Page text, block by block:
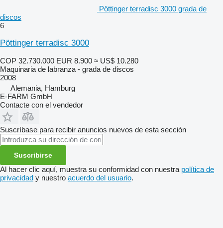
Pöttinger terradisc 3000 grada de
discos
6
Pöttinger terradisc 3000
COP 32.730.000 EUR 8.900 ≈ US$ 10.280
Maquinaria de labranza - grada de discos
2008
Alemania, Hamburg
E-FARM GmbH
Contacte con el vendedor
Suscríbase para recibir anuncios nuevos de esta sección
Suscribirse
Al hacer clic aquí, muestra su conformidad con nuestra política de
privacidad y nuestro acuerdo del usuario.